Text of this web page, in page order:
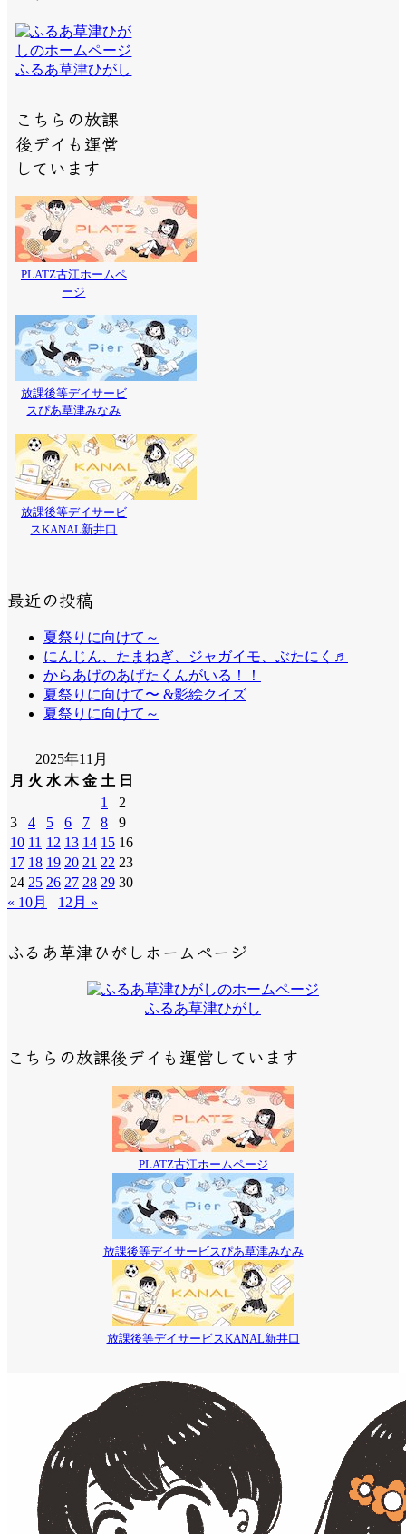
ふるあ草津ひがし
こちらの放課
後デイも運営
しています
PLATZ古江ホームペ
ージ
放課後等デイサービ
スぴあ草津みなみ
放課後等デイサービ
スKANAL新井口
最近の投稿
夏祭りに向けて～
にんじん、たまねぎ、ジャガイモ、ぶたにく♬
からあげのあげたくんがいる！！
夏祭りに向けて〜 &影絵クイズ
夏祭りに向けて～
2025年11月
月 火 水 木 金 土 日
1
2
3
4 5 6 7 8
9
10 11 12 13 14 15 16
17 18 19 20 21 22 23
24 25 26 27 28 29 30
« 10月
12月 »
ふるあ草津ひがしホームページ
ふるあ草津ひがし
こちらの放課後デイも運営しています
PLATZ古江ホームページ
放課後等デイサービスぴあ草津みなみ
放課後等デイサービスKANAL新井口